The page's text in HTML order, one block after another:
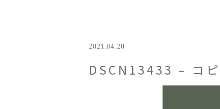
2021.04.20
DSCN13433 – コ